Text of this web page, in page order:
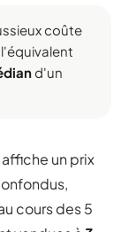
coûte
d'un
un prix
cours des 5